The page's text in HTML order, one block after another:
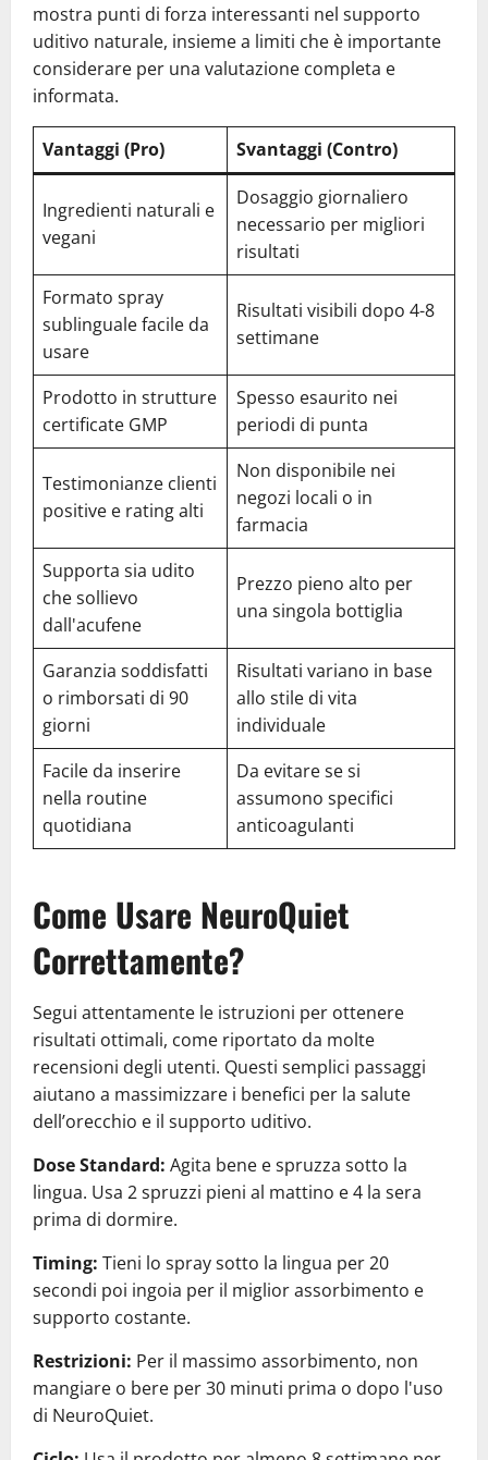
mostra punti di forza interessanti nel supporto
uditivo naturale, insieme a limiti che è importante
considerare per una valutazione completa e
informata.
Vantaggi (Pro) Svantaggi (Contro)
Ingredienti naturali e
vegani
Dosaggio giornaliero
necessario per migliori
risultati
Formato spray
sublinguale facile da
usare
Risultati visibili dopo 4-8
settimane
Prodotto in strutture
certificate GMP
Spesso esaurito nei
periodi di punta
Testimonianze clienti
positive e rating alti
Non disponibile nei
negozi locali o in
farmacia
Supporta sia udito
che sollievo
dall'acufene
Prezzo pieno alto per
una singola bottiglia
Garanzia soddisfatti
o rimborsati di 90
giorni
Risultati variano in base
allo stile di vita
individuale
Facile da inserire
nella routine
quotidiana
Da evitare se si
assumono specifici
anticoagulanti
Come Usare NeuroQuiet
Correttamente?
Segui attentamente le istruzioni per ottenere
risultati ottimali, come riportato da molte
recensioni degli utenti. Questi semplici passaggi
aiutano a massimizzare i benefici per la salute
dell’orecchio e il supporto uditivo.
Dose Standard: Agita bene e spruzza sotto la
lingua. Usa 2 spruzzi pieni al mattino e 4 la sera
prima di dormire.
Timing: Tieni lo spray sotto la lingua per 20
secondi poi ingoia per il miglior assorbimento e
supporto costante.
Restrizioni: Per il massimo assorbimento, non
mangiare o bere per 30 minuti prima o dopo l'uso
di NeuroQuiet.